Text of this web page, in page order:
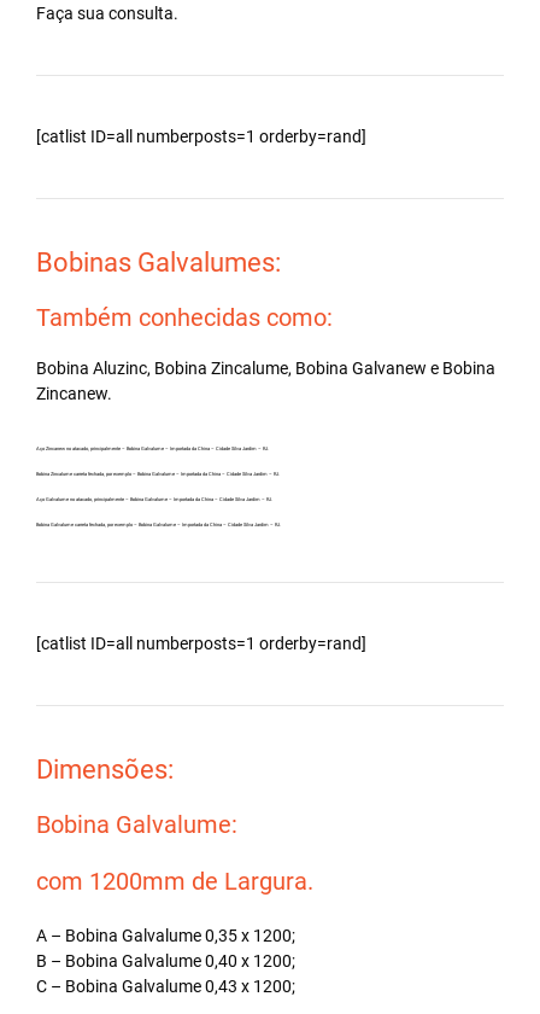
Faça sua consulta.
[catlist ID=all numberposts=1 orderby=rand]
Bobinas Galvalumes:
Também conhecidas como:
Bobina Aluzinc, Bobina Zincalume, Bobina Galvanew e Bobina
Zincanew.
Aço Zincanew no atacado, principalmente – Bobina Galvalume – Importada da China – Cidade Silva Jardim – RJ.
Bobina Zincalume carreta fechada, por exemplo – Bobina Galvalume – Importada da China – Cidade Silva Jardim – RJ.
Aço Galvalume no atacado, principalmente – Bobina Galvalume – Importada da China – Cidade Silva Jardim – RJ.
Bobina Galvalume carreta fechada, por exemplo – Bobina Galvalume – Importada da China – Cidade Silva Jardim – RJ.
[catlist ID=all numberposts=1 orderby=rand]
Dimensões:
Bobina Galvalume:
com 1200mm de Largura.
A – Bobina Galvalume 0,35 x 1200;
B – Bobina Galvalume 0,40 x 1200;
C – Bobina Galvalume 0,43 x 1200;